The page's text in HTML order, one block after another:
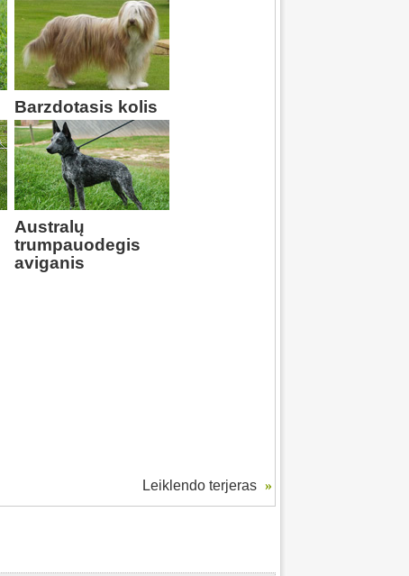
Barzdotasis kolis
Australų
trumpauodegis
aviganis
Leiklendo terjeras »